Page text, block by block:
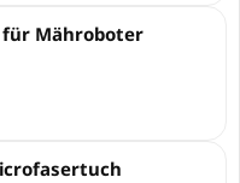
Mähroboter